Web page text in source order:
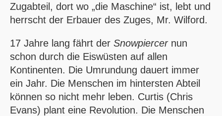
Zugabteil, dort wo „die Maschine“ ist, lebt und
herrscht der Erbauer des Zuges, Mr. Wilford.
17 Jahre lang fährt der Snowpiercernun
schon durch die Eiswüsten auf allen
Kontinenten. Die Umrundung dauert immer
ein Jahr. Die Menschen im hintersten Abteil
können so nicht mehr leben. Curtis (Chris
Evans) plant eine Revolution. Die Menschen